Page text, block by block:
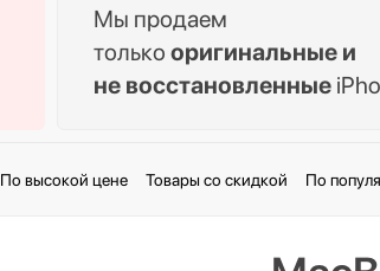
Мы продаем
только оригинальные и
не восстановленные
По высокой цене Товары со скидкой По